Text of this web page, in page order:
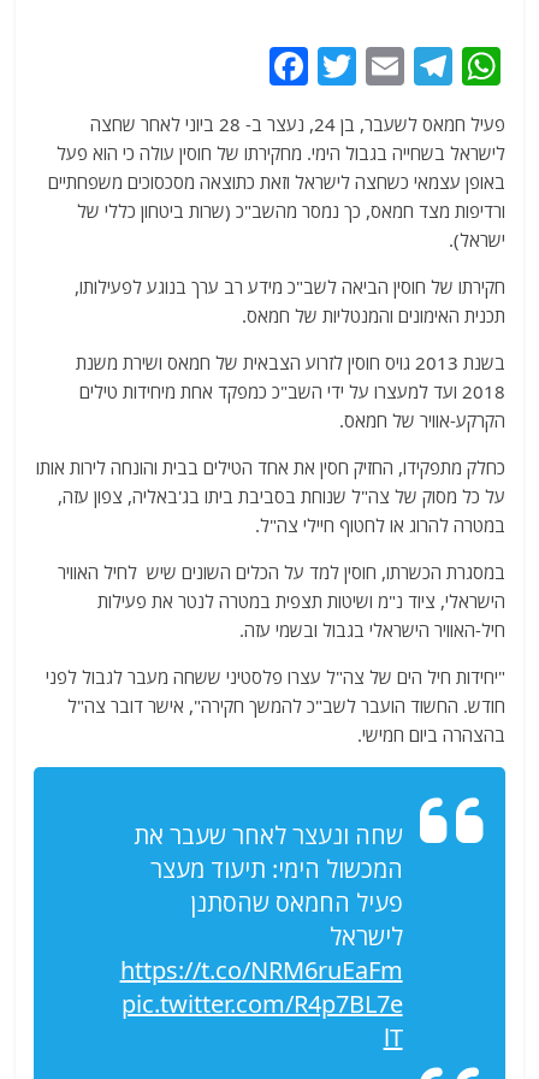
W
at
s
A
p
p
T
el
e
g
ra
E
ai
l
T
itt
er
c
e
b
o
k
פעיל חמאס לשעבר, בן 24, נעצר ב- 28 ביוני לאחר שחצה
לישראל בשחייה בגבול הימי. מחקירתו של חוסין עולה כי הוא פעל
באופן עצמאי כשחצה לישראל וזאת כתוצאה מסכסוכים משפחתיים
ורדיפות מצד חמאס, כך נמסר מהשב"כ (שרות ביטחון כללי של
ישראל).
חקירתו של חוסין הביאה לשב"כ מידע רב ערך בנוגע לפעילותו,
תכנית האימונים והמנטליות של חמאס.
בשנת 2013 גויס חוסין לזרוע הצבאית של חמאס ושירת משנת
2018 ועד למעצרו על ידי השב"כ כמפקד אחת מיחידות טילים
הקרקע-אוויר של חמאס.
כחלק מתפקידו, החזיק חסין את אחד הטילים בבית והונחה לירות אותו
על כל מסוק של צה"ל שנוחת בסביבת ביתו בג'באליה, צפון עזה,
במטרה להרוג או לחטוף חיילי צה"ל.
במסגרת הכשרתו, חוסין למד על הכלים השונים שיש לחיל האוויר
הישראלי, ציוד נ"מ ושיטות תצפית במטרה לנטר את פעילות
חיל-האוויר הישראלי בגבול ובשמי עזה.
"יחידות חיל הים של צה"ל עצרו פלסטיני ששחה מעבר לגבול לפני
חודש. החשוד הועבר לשב"כ להמשך חקירה", אישר דובר צה"ל
בהצהרה ביום חמישי.
שחה ונעצר לאחר שעבר את
המכשול הימי: תיעוד מעצר
פעיל החמאס שהסתנן
לישראל
https://t.co/NRM6ruEaFm
pic.twitter.com/R4p7BL7e
lT